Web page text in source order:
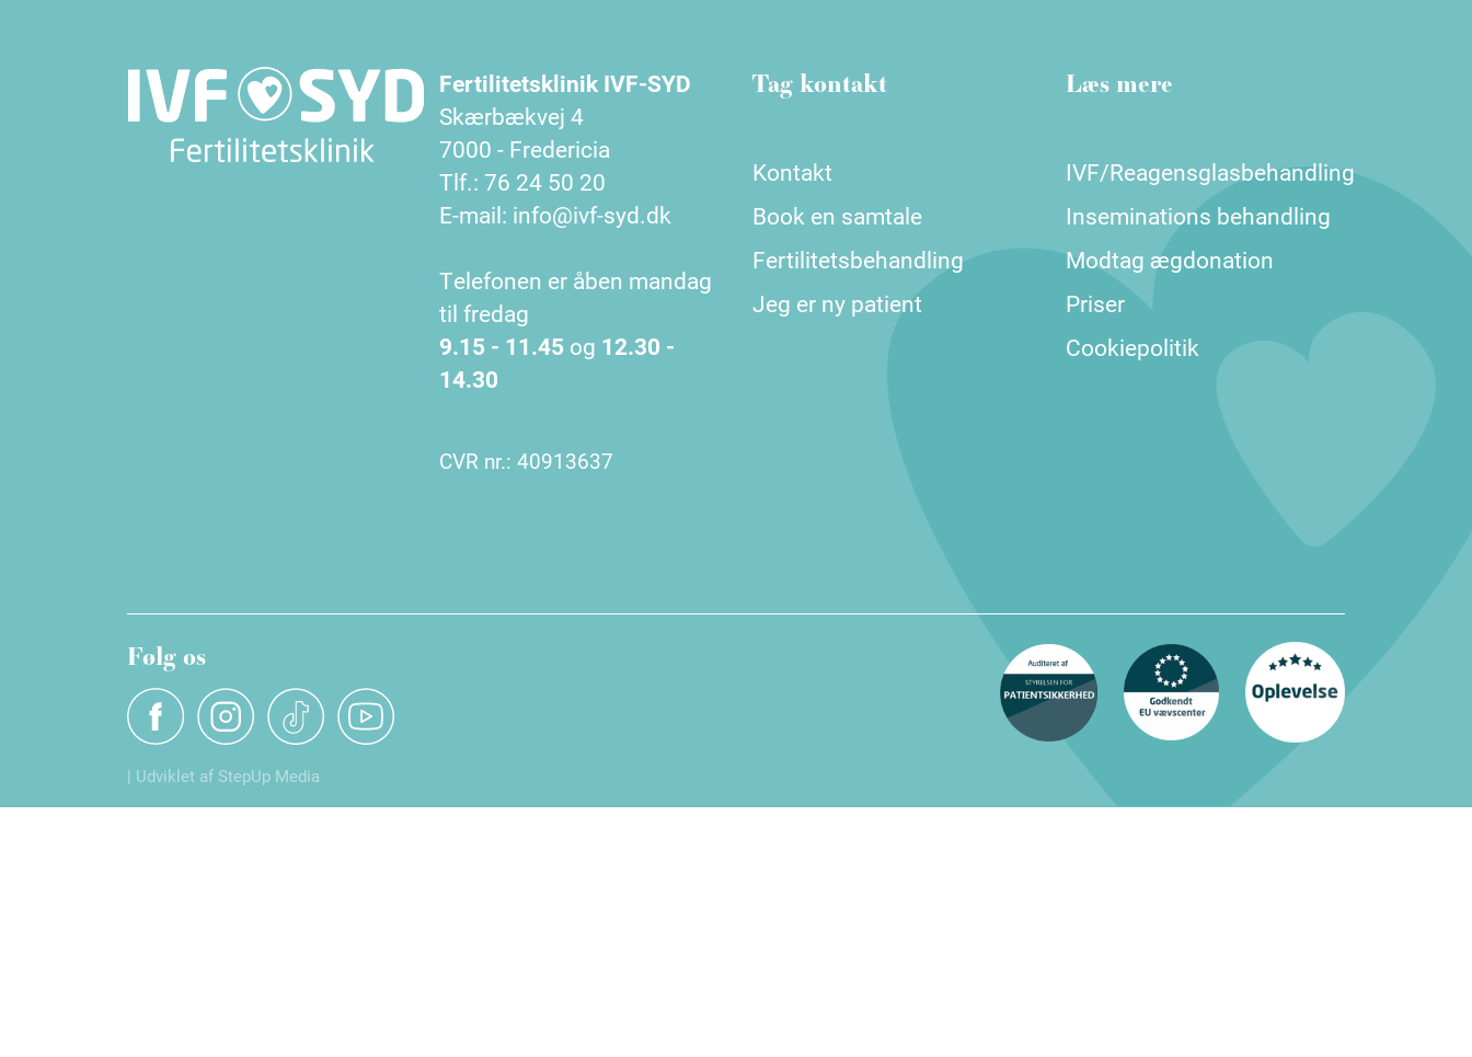
Fertilitetsklinik IVF-SYD
Skærbækvej 4
7000 - Fredericia
Tlf.: 76 24 50 20
E-mail: info@ivf-syd.dk
Telefonen er åben mandag
til fredag
9.15 - 11.45 og 12.30 -
14.30
CVR nr.:40913637
Tag kontakt
Kontakt
Book en samtale
Fertilitetsbehandling
Jeg er ny patient
Læs mere
IVF/Reagensglasbehandling
Inseminations behandling
Modtag ægdonation
Priser
Cookiepolitik
Følg os
| Udviklet af StepUp Media